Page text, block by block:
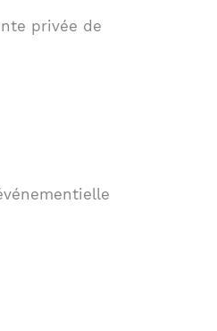
privée de